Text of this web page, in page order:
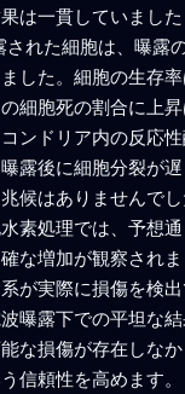
は一貫していまし
された細胞は、曝露
した。細胞の生存
細胞死の割合に上
ンドリア内の反応
露後に細胞分裂が
候はありませんで
素処理では、予想
な増加が観察され
が実際に損傷を検
曝露下での平坦な
な損傷が存在しな
信頼性を高めます。